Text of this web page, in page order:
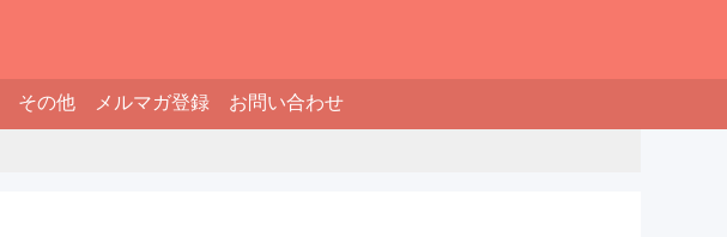
その他 メルマガ登録 お問い合わせ